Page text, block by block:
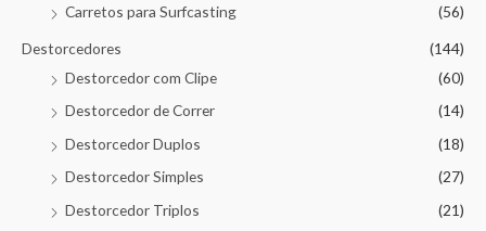
Carretos para Surfcasting
(56)
Destorcedores
(144)
Destorcedor com Clipe
(60)
Destorcedor de Correr
(14)
Destorcedor Duplos
(18)
Destorcedor Simples
(27)
Destorcedor Triplos
(21)